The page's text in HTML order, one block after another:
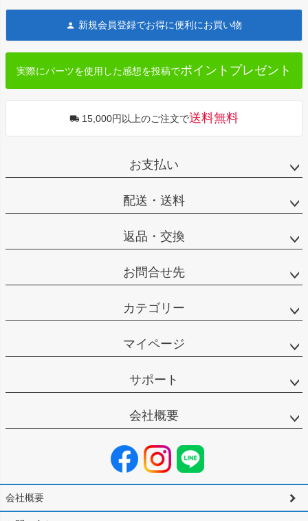
へ
新規会員登録でお得に便利にお買い物
実際にパーツを使用した感想を投稿でポイントプレゼント
15,000円以上のご注文で送料無料
お支払い
配送・送料
返品・交換
お問合せ先
カテゴリー
マイページ
サポート
会社概要
会社概要